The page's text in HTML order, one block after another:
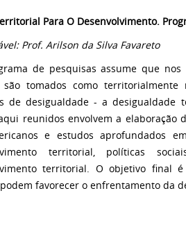
Para O Desenvolvimento.
Prof. Arilson da Silva Favareto
de pesquisas assume que
são tomados como
de desigualdade - a desigualdade
reunidos envolvem a
e estudos aprofundados
territorial, políticas
territorial. O objetivo final
favorecer o enfrentamento da